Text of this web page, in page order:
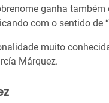
ganha
com o sentido de “
muito
Márquez.